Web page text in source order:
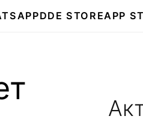
DDE STOREAPP